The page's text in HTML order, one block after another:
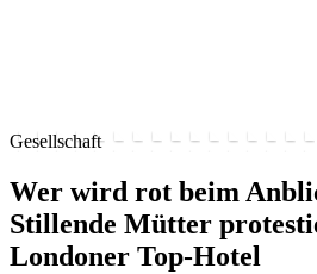
Gesellschaft
Wer wird rot beim
Stillende Mütter
Londoner Top-Hotel